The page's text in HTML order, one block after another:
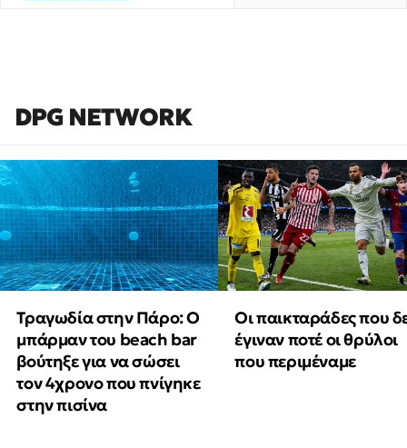
DPG NETWORK
Τραγωδία στην Πάρο: Ο
μπάρμαν του beach bar
βούτηξε για να σώσει
τον 4χρονο που πνίγηκε
στην πισίνα
Οι παικταράδες που
έγιναν ποτέ οι θρύλοι
που περιμέναμε